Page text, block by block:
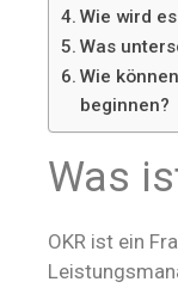
Wie wird
Was
Wie
beginnen?
Was
OKR ist ein